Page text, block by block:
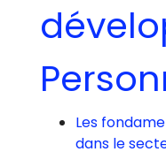
Les
dans le